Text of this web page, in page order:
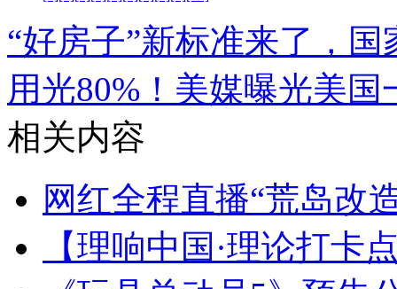
“好房子”新标准来了，
用光80%！美媒曝光美国
相关内容
网红全程直播“荒岛改
【理响中国·理论打卡